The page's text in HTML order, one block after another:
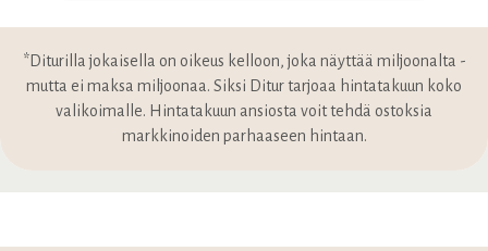
*Diturilla jokaisella on oikeus kelloon, joka näyttää miljoonalta -
mutta ei maksa miljoonaa. Siksi Ditur tarjoaa hintatakuun koko
valikoimalle. Hintatakuun ansiosta voit tehdä ostoksia
markkinoiden parhaaseen hintaan.